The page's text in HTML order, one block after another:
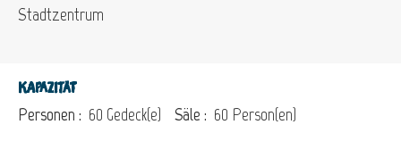
Stadtzentrum
Kapazität
Personen : 60 Gedeck(e) Säle : 60 Person(en)